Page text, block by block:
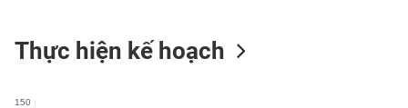
Thực hiện kế hoạch
150